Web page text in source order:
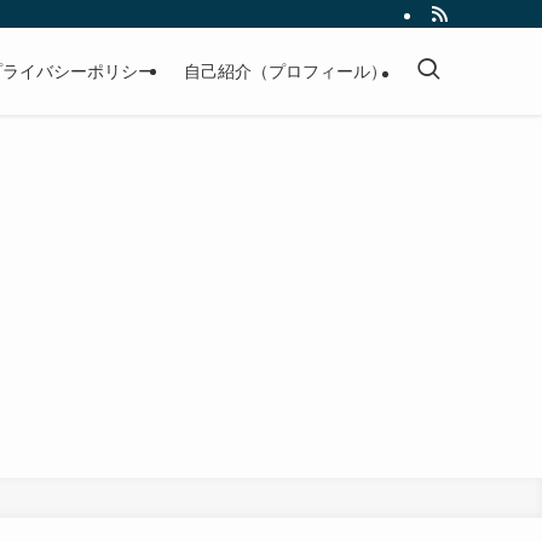
イバシーポリシー 自己紹介（プロフィール）